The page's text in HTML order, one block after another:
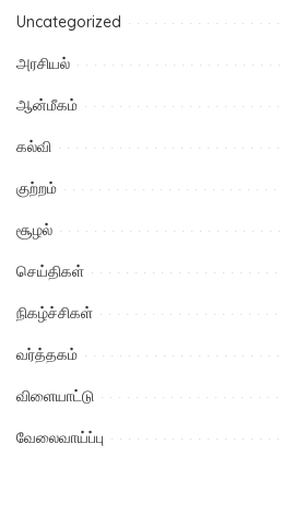
Uncategorized
அரசியல்
ஆன்மீகம்
கல்வி
குற்றம்
சூழல்
செய்திகள்
நிகழ்ச்சிகள்
வர்த்தகம்
விளையாட்டு
வேலைவாய்ப்பு